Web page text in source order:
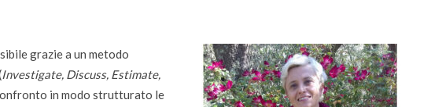
grazie a un metodo
Investigate, Discuss, Estimate,
in modo strutturato le